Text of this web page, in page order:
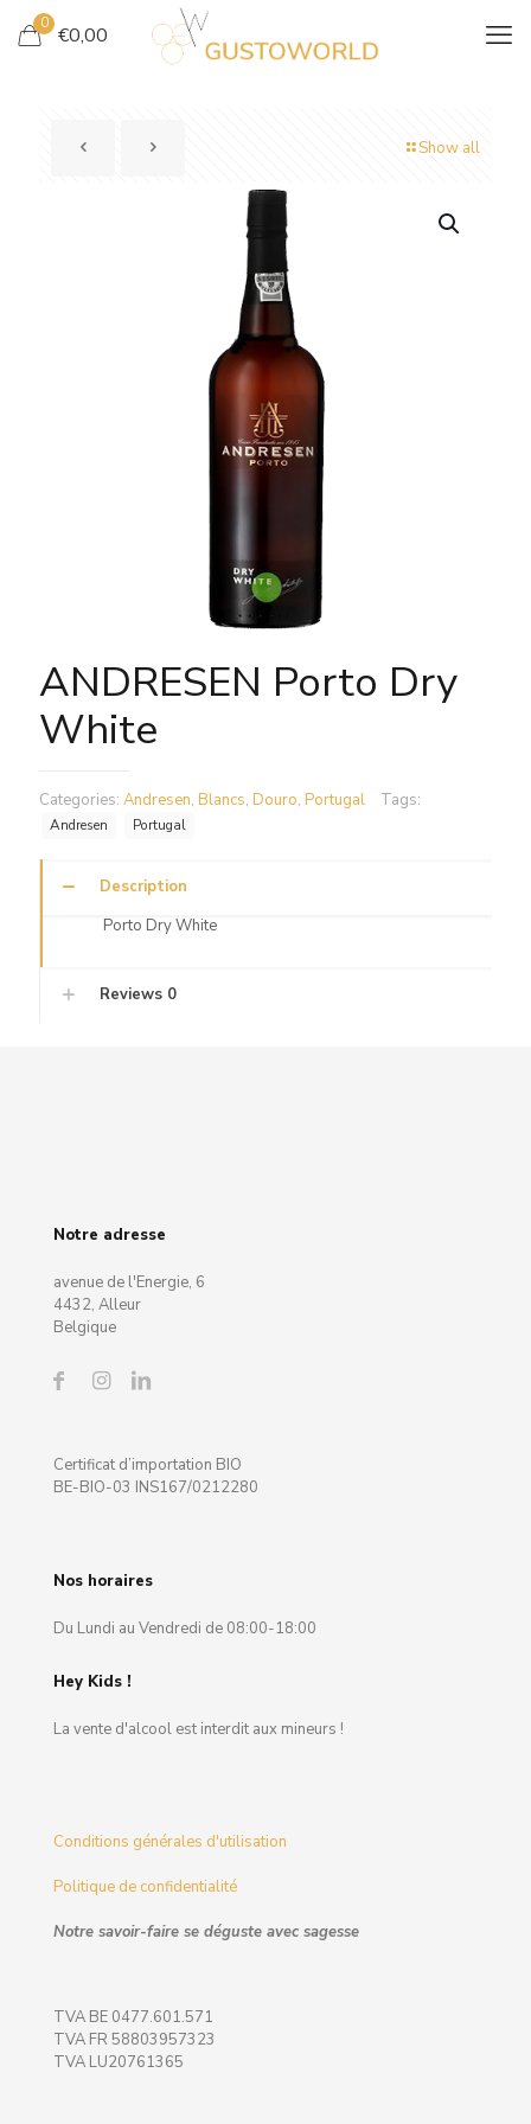
0 €0,00
Show all
ANDRESEN Porto Dry
White
Categories: Andresen, Blancs, Douro, Portugal Tags:
Andresen Portugal
Description
Porto Dry White
Reviews 0
Notre adresse
avenue de l'Energie, 6
4432, Alleur
Belgique
Certificat d’importation BIO
BE-BIO-03 INS167/0212280
Nos horaires
Du Lundi au Vendredi de 08:00-18:00
Hey Kids !
La vente d'alcool est interdit aux mineurs !
Conditions générales d'utilisation
Politique de confidentialité
Notre savoir-faire se déguste avec sagesse
TVA BE 0477.601.571
TVA FR 58803957323
TVA LU20761365